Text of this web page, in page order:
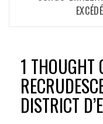
1 THOUGHT
DISTRICT